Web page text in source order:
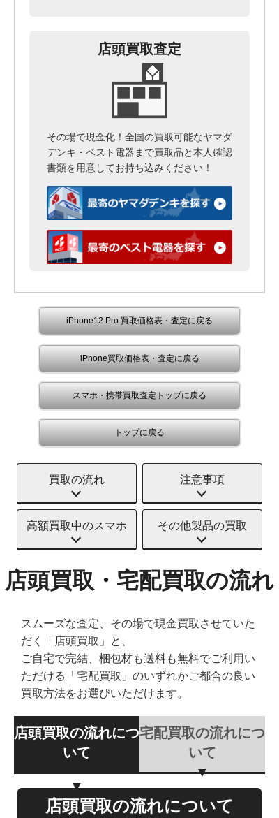
店頭買取査定
その場で現金化！全国の買取可能なヤマダ
デンキ・ベスト電器まで買取品と本人確認
書類を用意してお持ち込みください！
iPhone12 Pro 買取価格表・査定に戻る
iPhone買取価格表・査定に戻る
スマホ・携帯買取査定トップに戻る
トップに戻る
買取の流れ 注意事項
高額買取中のスマホ その他製品の買取
店頭買取・宅配買取の流れ
スムーズな査定、その場で現金買取させていた
だく「店頭買取」と、
ご自宅で完結、梱包材も送料も無料でご利用い
ただける「宅配買取」のいずれかご都合の良い
買取方法をお選びいただけます。
店頭買取の流れにつ
いて
宅配買取の流れにつ
いて
店頭買取の流れについて